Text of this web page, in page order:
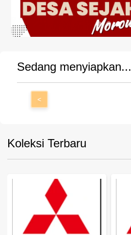
Sedang menyiapkan...
<
Koleksi Terbaru